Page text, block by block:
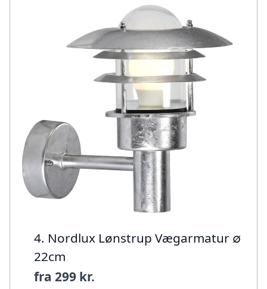
4. Nordlux Lønstrup Vægarmatur ∅
22cm
fra 299 kr.